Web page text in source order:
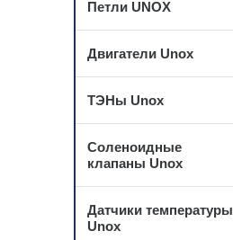
Петли UNOX
Двигатели Unox
ТЭНы Unox
Соленоидные
клапаны Unox
Датчики температуры
Unox